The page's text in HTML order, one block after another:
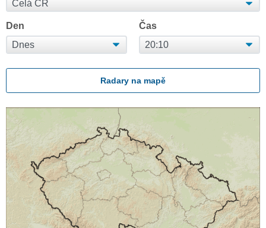
Den Čas
Radary na mapě